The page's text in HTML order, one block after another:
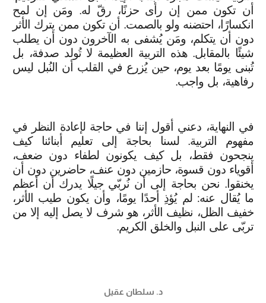
أن تكون ممن إن رأى حزنًا، رقّ له. ومَن إن لمح
انكسارًا، احتضنه ولو بالصمت. أن تكون ممن يترك الأثر
دون أن يتكلم، ومَن يُشفى به الآخرون دون أن يطلب
شيئًا بالمقابل. هذه التربية العظيمة لا تُولد صدفة، بل
تُبنى يومًا بعد يوم، حين يُزرع في القلب أن النُبل ليس
رفاهية، بل واجب.
في النهاية، دعني أقول إننا في حاجة لإعادة النظر في
مفهوم التربية. لسنا بحاجة إلى تعليم أبنائنا كيف
ينجحون فقط، بل كيف يكونون لطفاء دون ضعف،
أقوياء دون قسوة، حازمين دون عنف، حاضرين دون أن
يخنقوا. نحن بحاجة إلى أن نُربّي جيلًا يدرك أن أعظم
ما يُقال عنه: لم يُؤذِ أحدًا يومًا، وأن يكون طيب الأثر،
خفيف الظل، نظيف الأثر، هو شرف لا يصل إليه إلا من
تربّى على النبل والخلق الكريم.
د. سلطان عقيل